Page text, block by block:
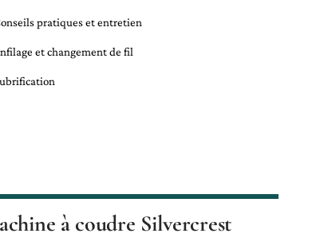
pratiques et entretien
et changement de fil
à coudre Silvercrest